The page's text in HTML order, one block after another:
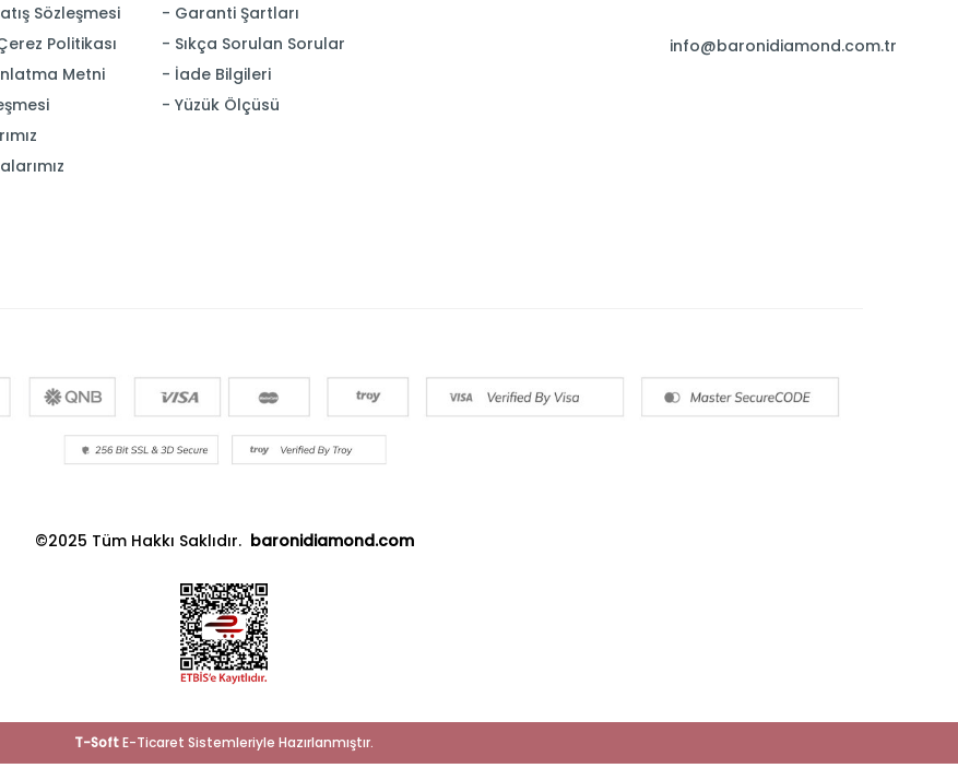
Sözleşmesi
Politikası
Metni
Garanti Şartları
Sıkça Sorulan Sorular
İade Bilgileri
Yüzük Ölçüsü
info@baronidiamond.com.tr
©2025 Tüm Hakkı Saklıdır. baronidiamond.com
T-SoftE-Ticaret Sistemleriyle Hazırlanmıştır.